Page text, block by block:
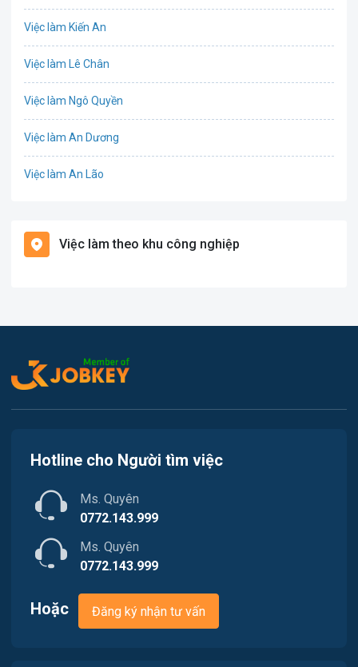
Văn Phòng
Lao Động Phổ Thông
Nhà hàng / Khách sạn
Nhân sự
Nông - Lâm - Thủy Sản
Việc làm Kiến An
Việc làm Lê Chân
Việc làm Ngô Quyền
Việc làm An Dương
Việc làm An Lão
Việc làm Cát Hải
Việc làm Tiên Lãng
Việc làm Hòa Bình
Việc làm Nam Triệu
Việc làm Bạch Đằng
Việc làm Lê Ích Mộc
Việc làm theo khu công nghiệp
Hotline cho Người tìm việc
Ms. Quyên
0772.143.999
Ms. Quyên
0772.143.999
Hoặc Đăng ký nhận tư vấn